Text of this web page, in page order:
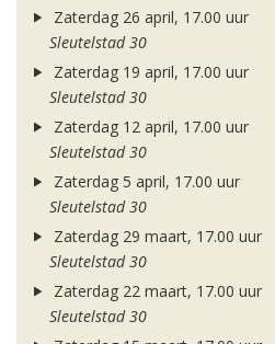
Zaterdag 26 april, 17.00 uur
Sleutelstad 30
Zaterdag 19 april, 17.00 uur
Sleutelstad 30
Zaterdag 12 april, 17.00 uur
Sleutelstad 30
Zaterdag 5 april, 17.00 uur
Sleutelstad 30
Zaterdag 29 maart, 17.00 uur
Sleutelstad 30
Zaterdag 22 maart, 17.00 uur
Sleutelstad 30